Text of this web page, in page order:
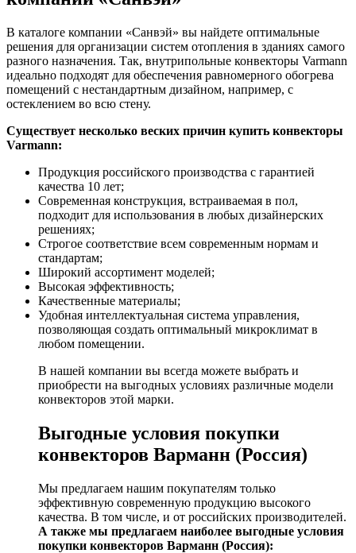
В каталоге компании «Санвэй» вы найдете оптимальные
решения для организации систем отопления в зданиях самого
разного назначения. Так, внутрипольные конвекторы Varmann
идеально подходят для обеспечения равномерного обогрева
помещений с нестандартным дизайном, например, с
остеклением во всю стену.
Существует несколько веских причин купить конвекторы
Varmann:
Продукция российского производства с гарантией
качества 10 лет;
Современная конструкция, встраиваемая в пол,
подходит для использования в любых дизайнерских
решениях;
Строгое соответствие всем современным нормам и
стандартам;
Широкий ассортимент моделей;
Высокая эффективность;
Качественные материалы;
Удобная интеллектуальная система управления,
позволяющая создать оптимальный микроклимат в
любом помещении.
В нашей компании вы всегда можете выбрать и
приобрести на выгодных условиях различные модели
конвекторов этой марки.
Выгодные условия покупки
конвекторов Варманн (Россия)
Мы предлагаем нашим покупателям только
эффективную современную продукцию высокого
качества. В том числе, и от российских производителей.
А также мы предлагаем наиболее выгодные условия
покупки конвекторов Варманн (Россия):